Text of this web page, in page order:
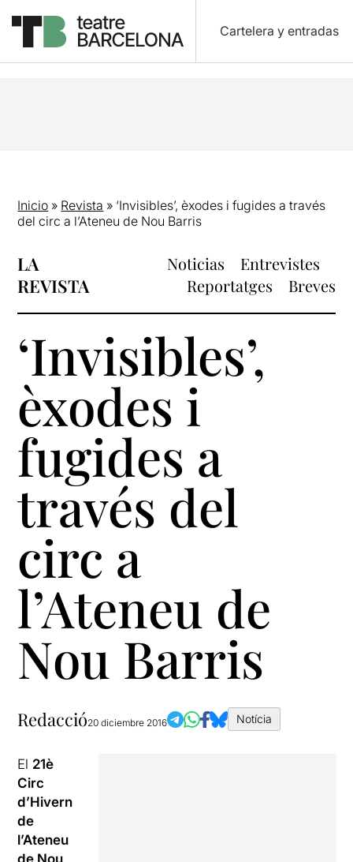
Cartelera y entradas
Inicio » Revista » ‘Invisibles’, èxodes i fugides a través
del circ a l’Ateneu de Nou Barris
LA
REVISTA
Noticias
Entrevistes
Reportatges
Breves
‘Invisibles’,
èxodes i
fugides a
través del
circ a
l’Ateneu de
Nou Barris
Redacció20 diciembre 2016 Notícia
El 21è
Circ
d’Hivern
de
l’Ateneu
de Nou